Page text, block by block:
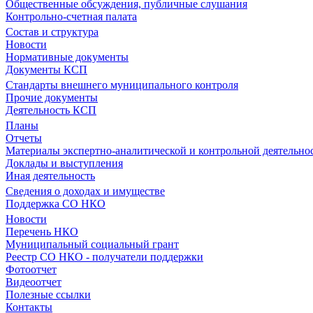
Общественные обсуждения, публичные слушания
Контрольно-счетная палата
Состав и структура
Новости
Нормативные документы
Документы КСП
Стандарты внешнего муниципального контроля
Прочие документы
Деятельность КСП
Планы
Отчеты
Материалы экспертно-аналитической и контрольной
Доклады и выступления
Иная деятельность
Сведения о доходах и имуществе
Поддержка СО НКО
Новости
Перечень НКО
Муниципальный социальный грант
Реестр СО НКО - получатели поддержки
Фотоотчет
Видеоотчет
Полезные ссылки
Контакты